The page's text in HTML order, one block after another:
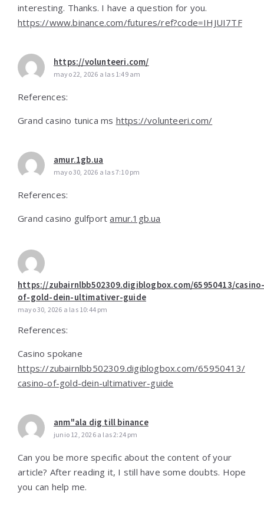
interesting. Thanks. I have a question for you.
https://www.binance.com/futures/ref?code=IHJUI7TF
https://volunteeri.com/
mayo 22, 2026 a las 1:49 am
References:
Grand casino tunica ms https://volunteeri.com/
amur.1gb.ua
mayo 30, 2026 a las 7:10 pm
References:
Grand casino gulfportamur.1gb.ua
https://zubairnlbb502309.digiblogbox.com/65950413/
of-gold-dein-ultimativer-guide
mayo 30, 2026 a las 10:44 pm
References:
Casino spokane
https://zubairnlbb502309.digiblogbox.com/65950413/
casino-of-gold-dein-ultimativer-guide
anm"ala dig till binance
junio 12, 2026 a las 2:24 pm
Can you be more specific about the content of your
article? After reading it, I still have some doubts. Hope
you can help me.